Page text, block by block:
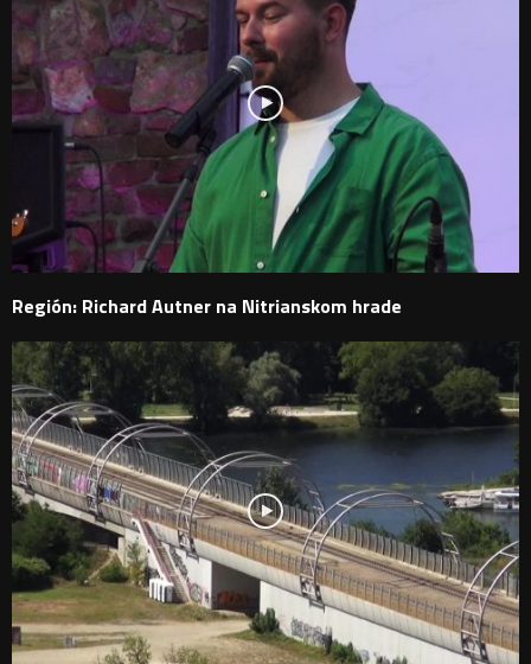
Región: Richard Autner na Nitrianskom hrade